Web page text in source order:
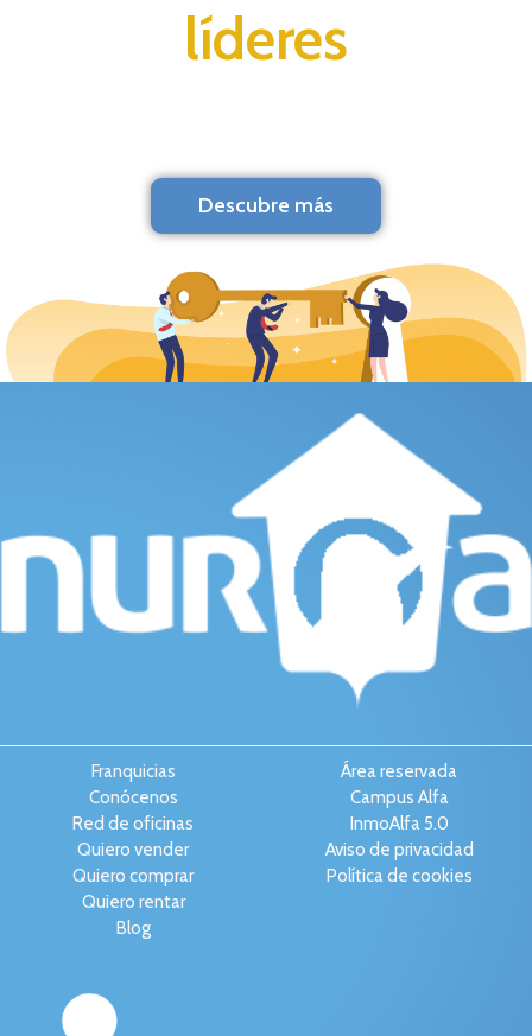
líderes
Descubre más
Franquicias
Conócenos
Red de oficinas
Quiero vender
Quiero comprar
Quiero rentar
Blog
Área reservada
Campus Alfa
InmoAlfa 5.0
Aviso de privacidad
Política de cookies